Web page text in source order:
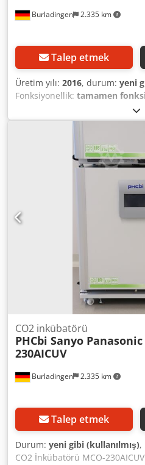
Burladingen 2.335 km
Talep etmek
Üretim yılı: 2016, durum: yeni
Fonksiyonellik: tamamen
CO2 İnkübatör BBD 6220. İç
iç hazne. Dijital ekranlı folyo
güvenlik denetleyicisi. Su
Dezenfeksiyon rutini: 180°C/3
+5°C ila +50°C. CO2 aralığı: 0-
YxGxD: 67x60x50 cm, 6
YxGxD: 85x95x95 cm. 230V, 50/
Crodswurbpjpfx Af Uof
fonksiyon garantili.
Burladingen 2.335 km
CO2 inkübatörü
PHCbi Sanyo Panasonic
230AICUV
Talep etmek
Durum: yeni gibi (kullanılmış),
CO2 İnkübatörü MCO-